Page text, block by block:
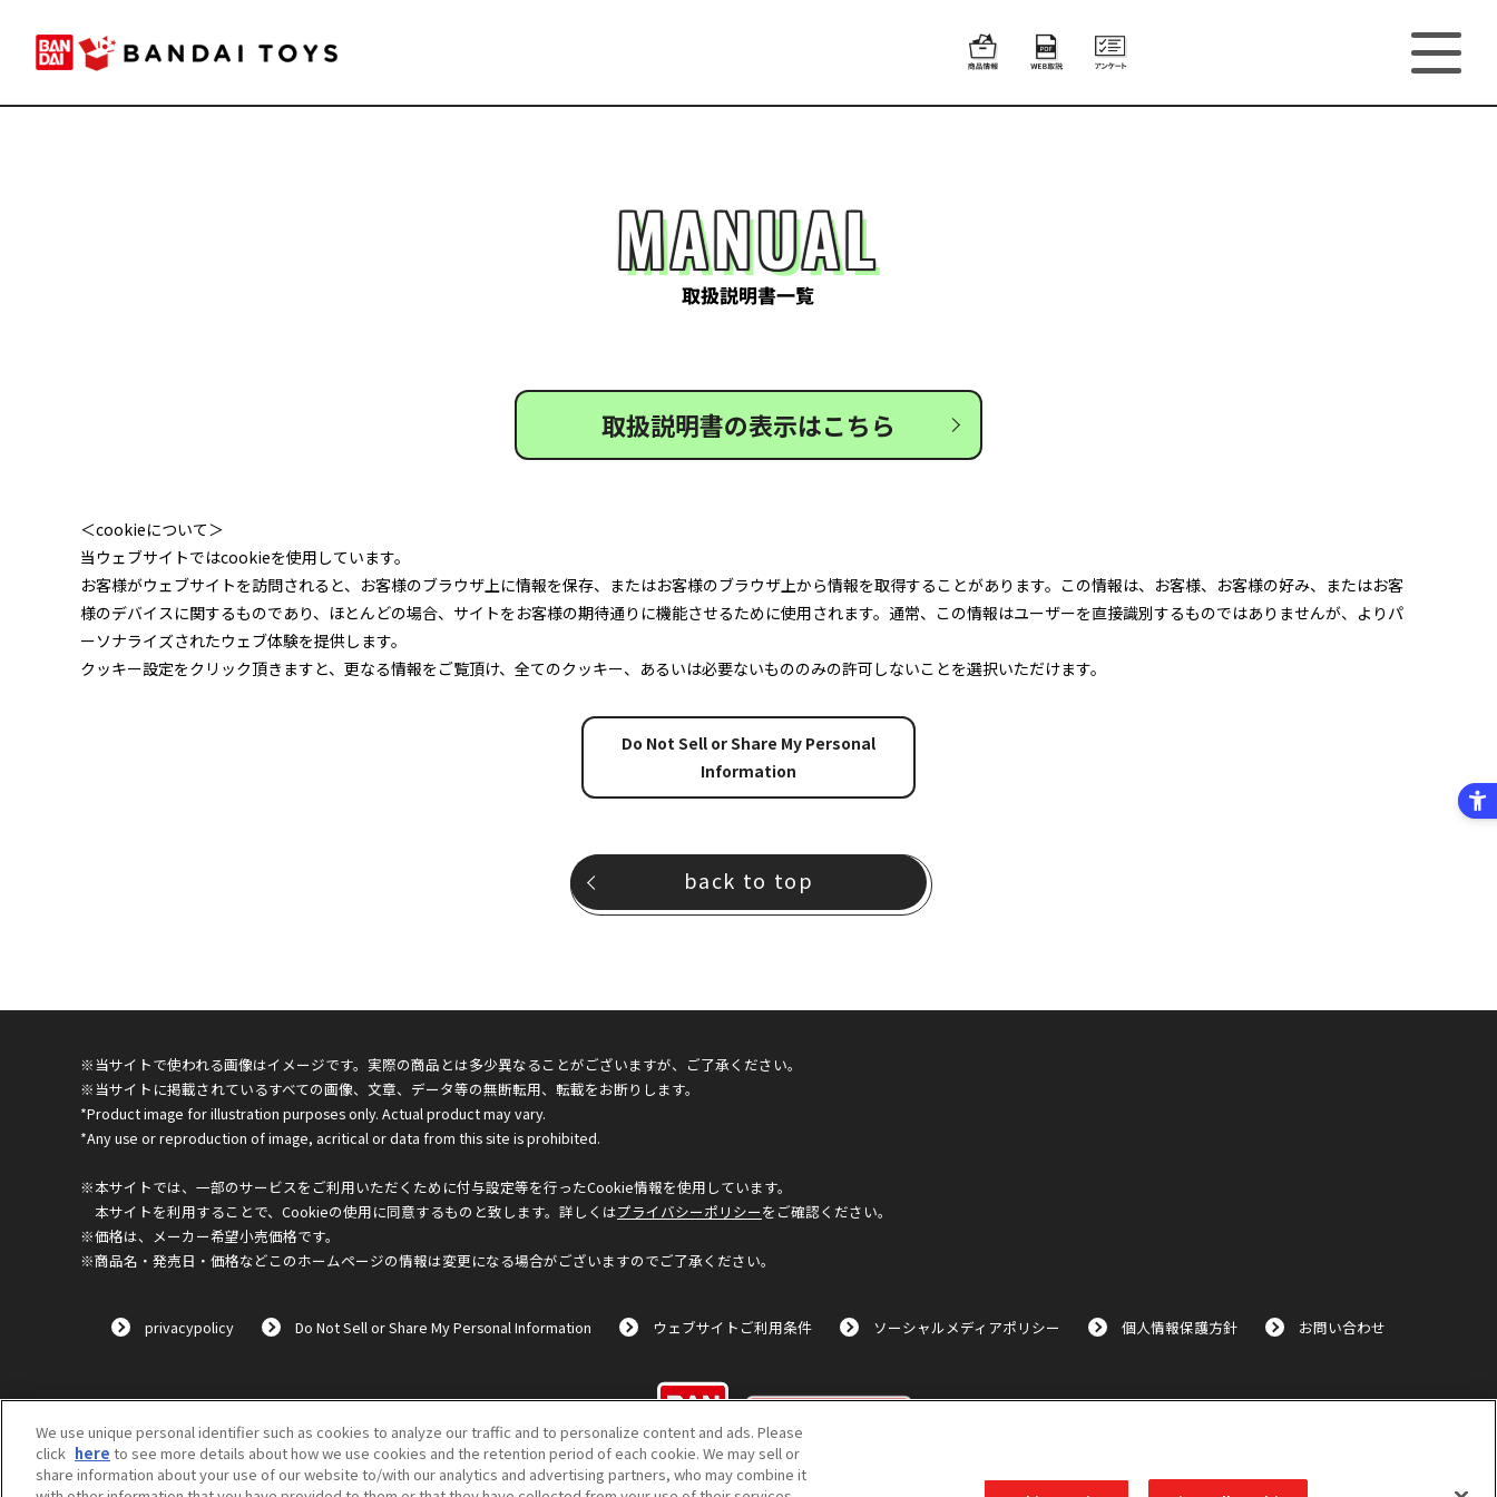
MANUAL
取扱説明書一覧
取扱説明書の表示はこちら
＜cookieについて＞
当ウェブサイトではcookieを使用しています。
お客様がウェブサイトを訪問されると、お客様のブラウザ上に情報を保存、またはお客様のブラウザ上から情報を取得することがあります。この情報は、お客様、お客様の好み、またはお客
様のデバイスに関するものであり、ほとんどの場合、サイトをお客様の期待通りに機能させるために使用されます。通常、この情報はユーザーを直接識別するものではありませんが、よりパ
ーソナライズされたウェブ体験を提供します。
クッキー設定をクリック頂きますと、更なる情報をご覧頂け、全てのクッキー、あるいは必要ないもののみの許可しないことを選択いただけます。
Do Not Sell or Share My Personal
Information
back to top
※当サイトで使われる画像はイメージです。実際の商品とは多少異なることがございますが、ご了承ください。
※当サイトに掲載されているすべての画像、文章、データ等の無断転用、転載をお断りします。
*Product image for illustration purposes only. Actual product may vary.
*Any use or reproduction of image, acritical or data from this site is prohibited.
※本サイトでは、一部のサービスをご利用いただくために付与設定等を行ったCookie情報を使用しています。
本サイトを利用することで、Cookieの使用に同意するものと致します。詳しくはプライバシーポリシーをご確認ください。
※価格は、メーカー希望小売価格です。
※商品名・発売日・価格などこのホームページの情報は変更になる場合がございますのでご了承ください。
privacypolicy Do Not Sell or Share My Personal Information ウェブサイトご利用条件 ソーシャルメディアポリシー 個人情報保護方針 お問い合わせ
We use unique personal identifier such as cookies to analyze our traffic and to personalize content and ads. Please
click here to see more details about how we use cookies and the retention period of each cookie. We may sell or
share information about your use of our website to/with our analytics and advertising partners, who may combine it